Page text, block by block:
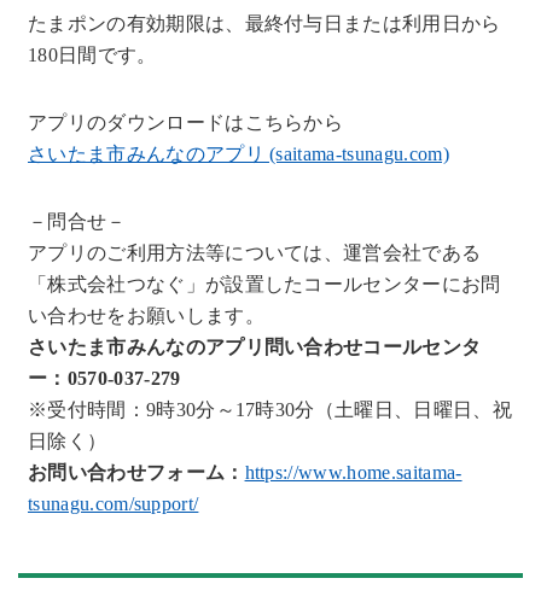
たまポンの有効期限は、最終付与日または利用日から
180日間です。
アプリのダウンロードはこちらから
さいたま市みんなのアプリ (saitama-tsunagu.com)
－問合せ－
アプリのご利用方法等については、運営会社である
「株式会社つなぐ」が設置したコールセンターにお問
い合わせをお願いします。
さいたま市みんなのアプリ問い合わせコールセンタ
ー：0570-037-279
※受付時間：9時30分～17時30分（土曜日、日曜日、祝
日除く）
お問い合わせフォーム： https://www.home.saitama-
tsunagu.com/support/